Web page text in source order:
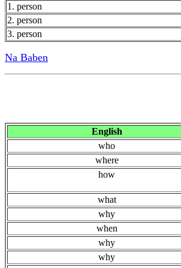
1. person
2. person
3. person
Na Baben
English
who
where
how
what
why
when
why
why